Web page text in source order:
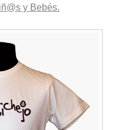
y Bebés.